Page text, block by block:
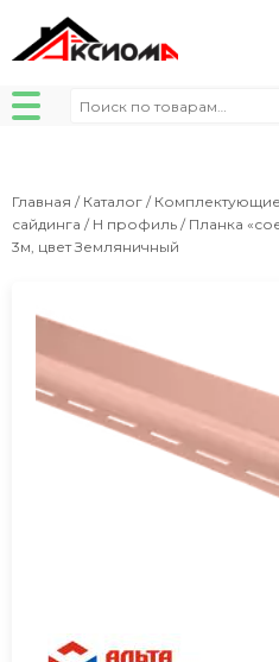
Искать:
Главная / Каталог / Комплектующие
сайдинга / Н профиль / Планка
3м, цвет Земляничный